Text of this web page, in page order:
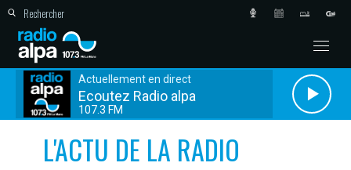
Actuellement en direct
Ecoutez Radio alpa
107.3 FM
L'ACTU DE LA RADIO